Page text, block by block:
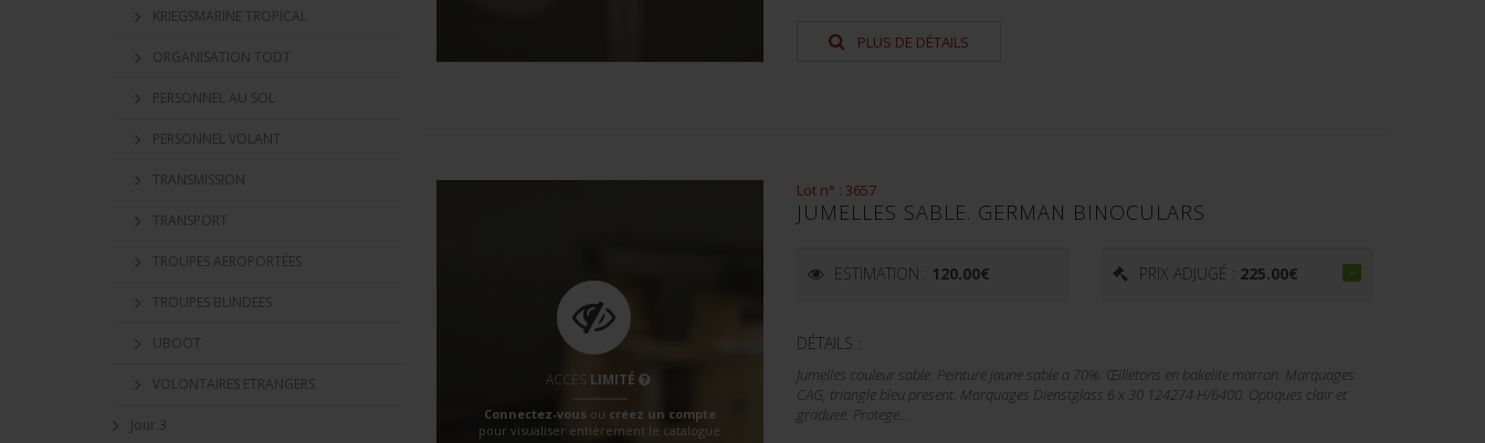
PLUS DE DÉTAILS
ACCÈS LIMITÉ
Connectez-vous ou créez un compte
pour visualiser entièrement le catalogue
Lot n° : 3657
JUMELLES SABLE. GERMAN BINOCULARS
ESTIMATION : 120.00€ PRIX ADJUGÉ : 225.00€
DÉTAILS :
Jumelles couleur sable. Peinture jaune sable a 70%. Œilletons en bakelite marron. Marquages
CAG, triangle bleu present. Marquages Dienstglass 6 x 30 124274 H/6400. Optiques clair et
graduee. Protege...
KRIEGSMARINE TROPICAL
ORGANISATION TODT
PERSONNEL AU SOL
PERSONNEL VOLANT
TRANSMISSION
TRANSPORT
TROUPES AEROPORTÉES
TROUPES BLINDEES
UBOOT
VOLONTAIRES ETRANGERS
Jour 3